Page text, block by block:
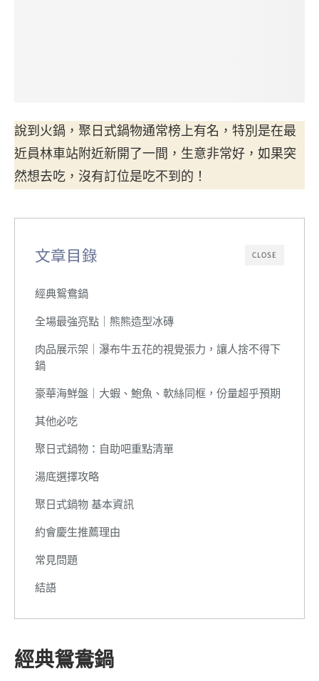
說到火鍋，聚日式鍋物通常榜上有名，特別是在最
近員林車站附近新開了一間，生意非常好，如果突
然想去吃，沒有訂位是吃不到的！
CLOSE
文章目錄
經典鴛鴦鍋
全場最強亮點｜熊熊造型冰磚
肉品展示架｜瀑布牛五花的視覺張力，讓人捨不得下
鍋
豪華海鮮盤｜大蝦、鮑魚、軟絲同框，份量超乎預期
其他必吃
聚日式鍋物：自助吧重點清單
湯底選擇攻略
聚日式鍋物 基本資訊
約會慶生推薦理由
常見問題
結語
經典鴛鴦鍋